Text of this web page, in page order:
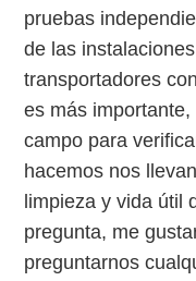
pruebas
de las
transportadores
es más
campo para
hacemos nos
limpieza y vida útil
pregunta, me
preguntarnos